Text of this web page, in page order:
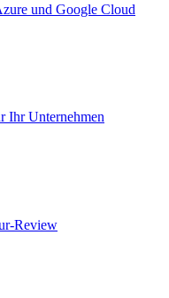
und Google Cloud
Ihr Unternehmen
Review